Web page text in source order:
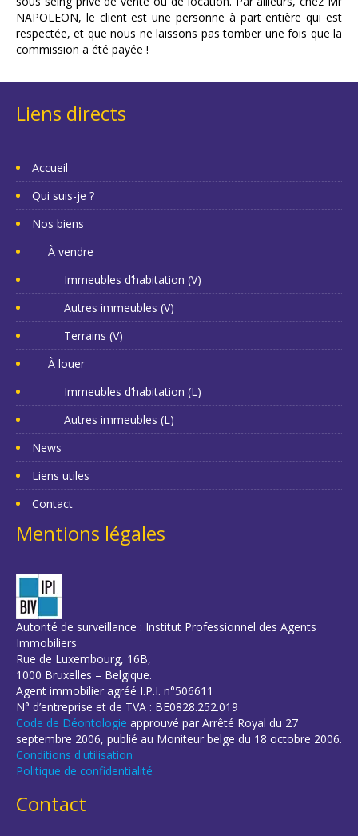
NAPOLEON, le client est une personne à part entière qui est
respectée, et que nous ne laissons pas tomber une fois que la
commission a été payée !
Liens directs
Accueil
Qui suis-je ?
Nos biens
À vendre
Immeubles d’habitation (V)
Autres immeubles (V)
Terrains (V)
À louer
Immeubles d’habitation (L)
Autres immeubles (L)
News
Liens utiles
Contact
Mentions légales
Autorité de surveillance : Institut Professionnel des Agents
Immobiliers
Rue de Luxembourg, 16B,
1000 Bruxelles – Belgique.
Agent immobilier agréé I.P.I. n°506611
N° d’entreprise et de TVA : BE0828.252.019
Code de Déontologie approuvé par Arrêté Royal du 27
septembre 2006, publié au Moniteur belge du 18 octobre 2006.
Conditions d'utilisation
Politique de confidentialité
Contact